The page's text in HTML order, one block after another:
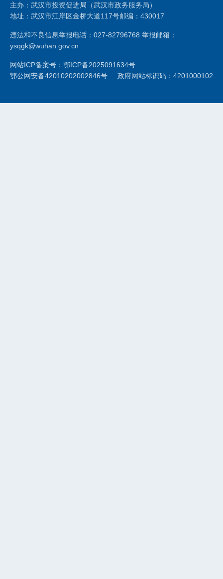
主办：武汉市投资促进局（武汉市政务服务局）
地址：武汉市江岸区金桥大道117号邮编：430017
违法和不良信息举报电话：027-82796768 举报邮箱：
ysqgk@wuhan.gov.cn
网站ICP备案号：鄂ICP备2025091634号
鄂公网安备42010202002846号
政府网站标识码：4201000102